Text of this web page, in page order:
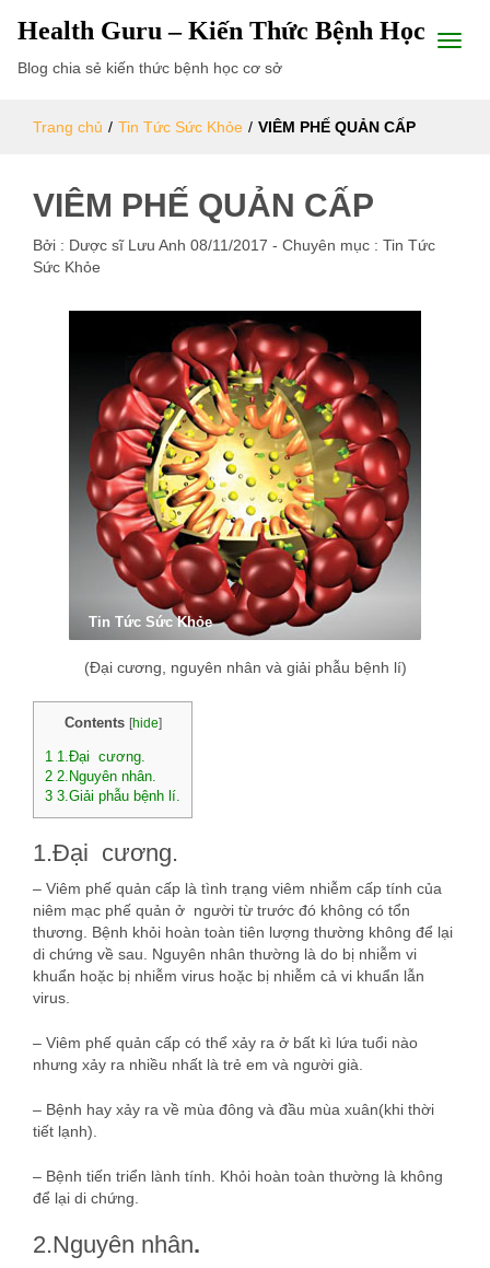
Health Guru – Kiến Thức Bệnh Học
Blog chia sẻ kiến thức bệnh học cơ sở
Trang chủ / Tin Tức Sức Khỏe / VIÊM PHẾ QUẢN CẤP
VIÊM PHẾ QUẢN CẤP
Bởi : Dược sĩ Lưu Anh 08/11/2017 - Chuyên mục : Tin Tức
Sức Khỏe
Tin Tức Sức Khỏe
(Đại cương, nguyên nhân và giải phẫu bệnh lí)
Contents [hide]
1 1.Đại cương.
2 2.Nguyên nhân.
3 3.Giải phẫu bệnh lí.
1.Đại cương.
– Viêm phế quản cấp là tình trạng viêm nhiễm cấp tính của
niêm mạc phế quản ở người từ trước đó không có tổn
thương. Bệnh khỏi hoàn toàn tiên lượng thường không để lại
di chứng về sau. Nguyên nhân thường là do bị nhiễm vi
khuẩn hoặc bị nhiễm virus hoặc bị nhiễm cả vi khuẩn lẫn
virus.
– Viêm phế quản cấp có thể xảy ra ở bất kì lứa tuổi nào
nhưng xảy ra nhiều nhất là trẻ em và người già.
– Bệnh hay xảy ra về mùa đông và đầu mùa xuân(khi thời
tiết lạnh).
– Bệnh tiến triển lành tính. Khỏi hoàn toàn thường là không
để lại di chứng.
2.Nguyên nhân.